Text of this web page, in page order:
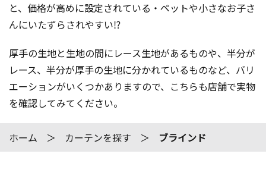
と、価格が高めに設定されている・ペットや小さなお子さ
んにいたずらされやすい⁉︎
厚手の生地と生地の間にレース生地があるものや、半分が
レース、半分が厚手の生地に分かれているものなど、バリ
エーションがいくつかありますので、こちらも店舗で実物
を確認してみてください。
ホーム カーテンを探す ブラインド